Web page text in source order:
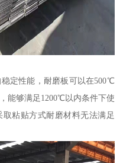
定性能，耐磨板可以在500℃
能够满足1200℃以内条件下使
粘贴方式耐磨材料无法满足